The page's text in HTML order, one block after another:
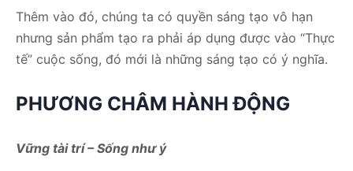
Thêm vào đó, chúng ta có quyền sáng tạo vô hạn
nhưng sản phẩm tạo ra phải áp dụng được vào “Thực
tế” cuộc sống, đó mới là những sáng tạo có ý nghĩa.
PHƯƠNG CHÂM HÀNH ĐỘNG
Vững tài trí – Sống như ý